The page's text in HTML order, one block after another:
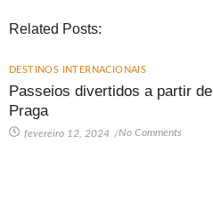
Related Posts:
DESTINOS INTERNACIONAIS
Passeios divertidos a partir de
Praga
fevereiro 12, 2024 /No Comments